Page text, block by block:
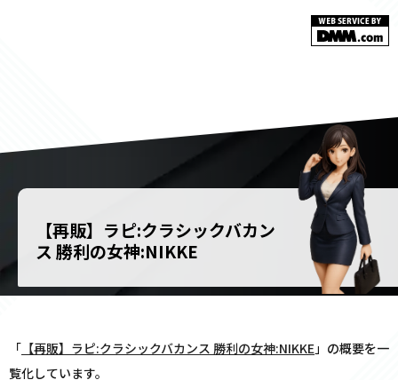
【再販】ラピ:クラシックバカン
ス 勝利の女神:NIKKE
「 【再販】ラピ:クラシックバカンス 勝利の女神:NIKKE」の概要を一
覧化しています。